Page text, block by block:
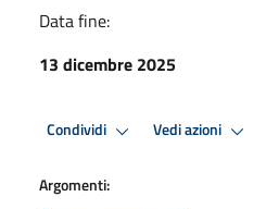
Data fine:
13 dicembre 2025
Condividi Vedi azioni
Argomenti: